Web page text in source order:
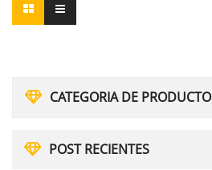
CATEGORIA DE PRODUCTO
POST RECIENTES